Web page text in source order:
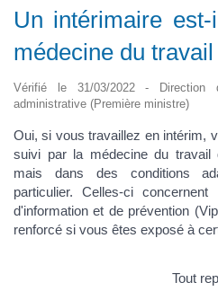
Un intérimaire
médecine du
Vérifié le 31/03/2022 - Direction
administrative (Première ministre)
Oui, si vous travaillez en intérim,
suivi par la médecine du travail
mais dans des conditions
particulier. Celles-ci
d'information et de prévention
renforcé si vous êtes exposé à
Tout